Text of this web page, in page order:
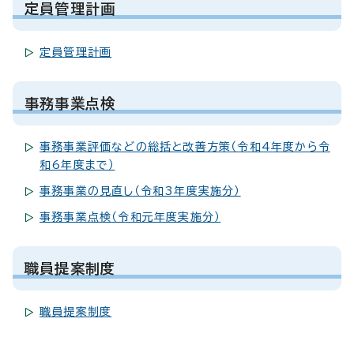
定員管理計画
定員管理計画
事務事業点検
事務事業評価などの総括と改善方策（令和4年度から令
和6年度まで）
事務事業の見直し（令和3年度実施分）
事務事業点検（令和元年度実施分）
職員提案制度
職員提案制度